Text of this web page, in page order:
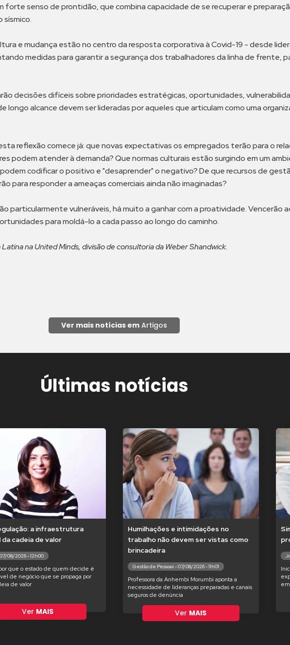
forte senso de prontidão, que combina capacidade de se recuperar e
sísmico.
e mudança estão no centro da resposta corporativa à Covid-19 - desde
medidas para garantir a segurança dos trabalhadores da linha de frente,
decisões difíceis sobre prioridades estratégicas, oportunidades,
longo alcance devem ser lideradas por aqueles que articulam como uma
reflexão comece já: que novas expectativas os empregados terão para o
podem atender à demanda? Que normas culturais estão surgindo em um
codificar o positivo e "desaprender" o negativo? De que recursos de
para responder a ameaças comerciais ainda não imaginadas?
particularmente vulneráveis, há muito a ganhar com a proatividade. Vencerão
para moldá-lo a cada passo ao longo do caminho.
na United Minds, divisão de consultoria da Weber Shandwick.
Ver mais notícias em Artigos
Últimas notícias
a infraestrutura
da cadeia de valor
08/2026 - 12h00
que o estado de quem decide é
de negócio que se propaga por
de valor
Ver MAIS
Humilhações e intimidações no
trabalho não devem ser vistas como
brincadeira
Gestão de Pessoas - 07/08/2026 - 11h01
Professora da Anhembi Morumbi aponta a
necessidade de lideranças preparadas e canais
seguros de denúncia
Ver MAIS